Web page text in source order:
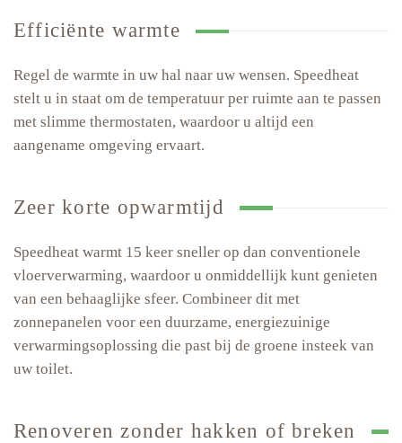
Efficiënte warmte
Regel de warmte in uw hal naar uw wensen. Speedheat
stelt u in staat om de temperatuur per ruimte aan te passen
met slimme thermostaten, waardoor u altijd een
aangename omgeving ervaart.
Zeer korte opwarmtijd
Speedheat warmt 15 keer sneller op dan conventionele
vloerverwarming, waardoor u onmiddellijk kunt genieten
van een behaaglijke sfeer. Combineer dit met
zonnepanelen voor een duurzame, energiezuinige
verwarmingsoplossing die past bij de groene insteek van
uw toilet.
Renoveren zonder hakken of breken